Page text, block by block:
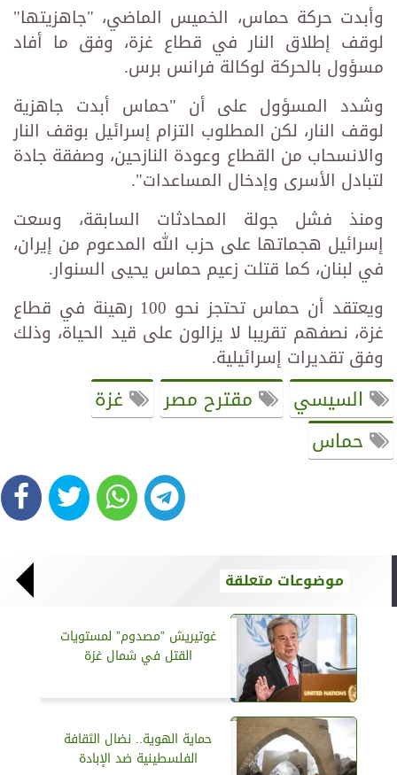
وأبدت حركة حماس، الخميس الماضي، "جاهزيتها"
لوقف إطلاق النار في قطاع غزة، وفق ما أفاد
مسؤول بالحركة لوكالة فرانس برس.
وشدد المسؤول على أن "حماس أبدت جاهزية
لوقف النار، لكن المطلوب التزام إسرائيل بوقف النار
والانسحاب من القطاع وعودة النازحين، وصفقة جادة
لتبادل الأسرى وإدخال المساعدات".
ومنذ فشل جولة المحادثات السابقة، وسعت
إسرائيل هجماتها على حزب الله المدعوم من إيران،
في لبنان، كما قتلت زعيم حماس يحيى السنوار.
ويعتقد أن حماس تحتجز نحو 100 رهينة في قطاع
غزة، نصفهم تقريبا لا يزالون على قيد الحياة، وذلك
وفق تقديرات إسرائيلية.
السيسي مقترح مصر
غزة
حماس
موضوعات متعلقة
غوتيريش ”مصدوم” لمستويات
القتل في شمال غزة
حماية الهوية.. نضال الثقافة
الفلسطينية ضد الإبادة